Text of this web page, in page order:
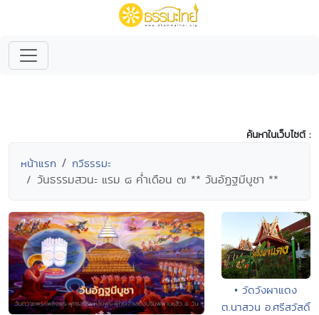
ค้นหาในเว็บไซต์ :
หน้าแรก กวีธรรมะ
วันธรรมสวนะ แรม ๘ ค่ำเดือน ๗ ** วันอัฏฐมีบูชา **
• วัดวังผาแดง
ต.นาสวน อ.ศรีสวัสดิ์